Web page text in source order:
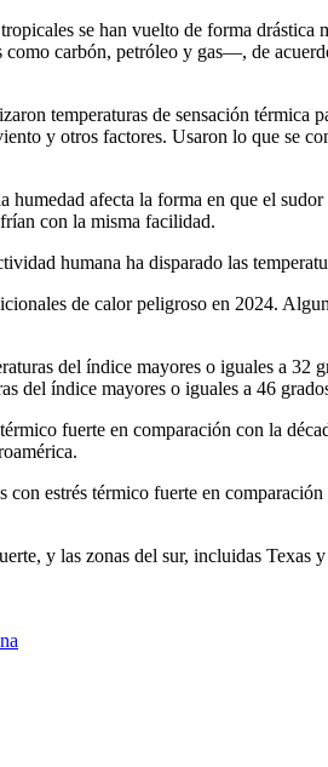
se han vuelto de forma
carbón, petróleo y gas—, de
temperaturas de sensación térmica
y otros factores. Usaron lo que se
afecta la forma en que el
con la misma facilidad.
humana ha disparado las
de calor peligroso en 2024.
del índice mayores o iguales a
del índice mayores o iguales a 46
fuerte en comparación con la
estrés térmico fuerte en
y las zonas del sur, incluidas